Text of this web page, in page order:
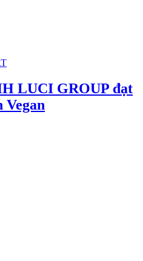
LUCI GROUP đạt
Vegan